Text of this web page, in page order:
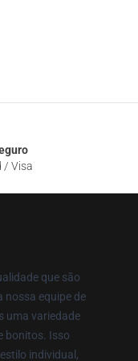
/ Visa
que são
nossa equipe de
uma variedade
bonitos. Isso
individual,